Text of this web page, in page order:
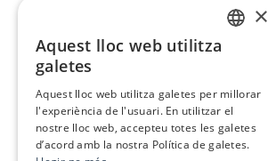
×
Aquest lloc web utilitza
galetes
Aquest lloc web utilitza galetes per millorar
l'experiència de l'usuari. En utilitzar el
nostre lloc web, accepteu totes les galetes
d’acord amb la nostra Política de galetes.